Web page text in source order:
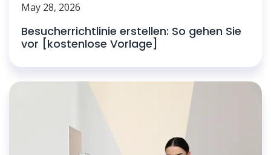
May 28, 2026
Besucherrichtlinie erstellen: So gehen Sie
vor [kostenlose Vorlage]